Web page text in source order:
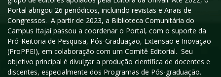
Portal abrigou 26 periódicos, incluindo revistas e Anais de
Congressos. A partir de 2023, a Biblioteca Comunitária do
Campus Itajaí passou a coordenar o Portal, com o suporte da
Pró-Reitoria de Pesquisa, Pós-Graduação, Extensão e Inovação
(ProPPEI), em colaboração com um Comitê Editorial. Seu
objetivo principal é divulgar a produção científica de docentes e
discentes, especialmente dos Programas de Pós-graduação.